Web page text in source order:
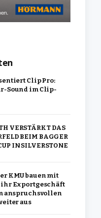
Clip Pro:
Sound im Clip-
VERSTÄRKT DAS
BEIM BAGGER
IN SILVERSTONE
KMU bauen mit
ihr Exportgeschäft
anspruchsvollen
aus